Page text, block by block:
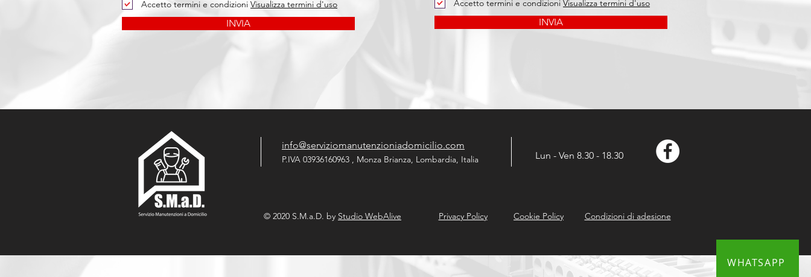
WHATSAPP
Accetto termini e condizioni Visualizza termini d'uso
INVIA
Accetto termini e condizioni Visualizza termini d'uso
INVIA
info@serviziomanutenzioniadomicilio.com
P.IVA 03936160963 , Monza Brianza, Lombardia, Italia Lun - Ven 8.30 - 18.30
© 2020 S.M.a.D. by Studio WebAlive Privacy Policy Cookie Policy Condizioni di adesione